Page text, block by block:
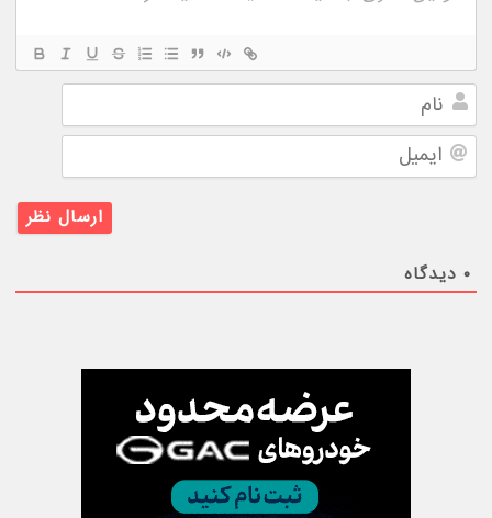
نام
ایمیل
۰ دیدگاه